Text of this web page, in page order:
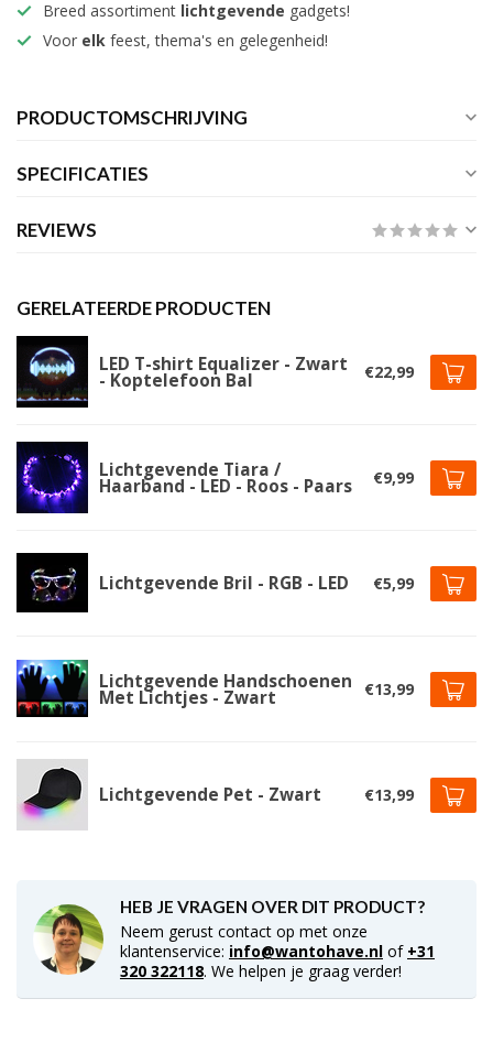
Breed assortiment lichtgevende gadgets!
Voor elk feest, thema's en gelegenheid!
PRODUCTOMSCHRIJVING
SPECIFICATIES
REVIEWS
GERELATEERDE PRODUCTEN
LED T-shirt Equalizer - Zwart
- Koptelefoon Bal €22,99
Lichtgevende Tiara /
Haarband - LED - Roos - Paars €9,99
Lichtgevende Bril - RGB - LED €5,99
Lichtgevende Handschoenen
Met Lichtjes - Zwart €13,99
Lichtgevende Pet - Zwart €13,99
HEB JE VRAGEN OVER DIT PRODUCT?
Neem gerust contact op met onze
klantenservice: info@wantohave.nl of +31
320 322118. We helpen je graag verder!